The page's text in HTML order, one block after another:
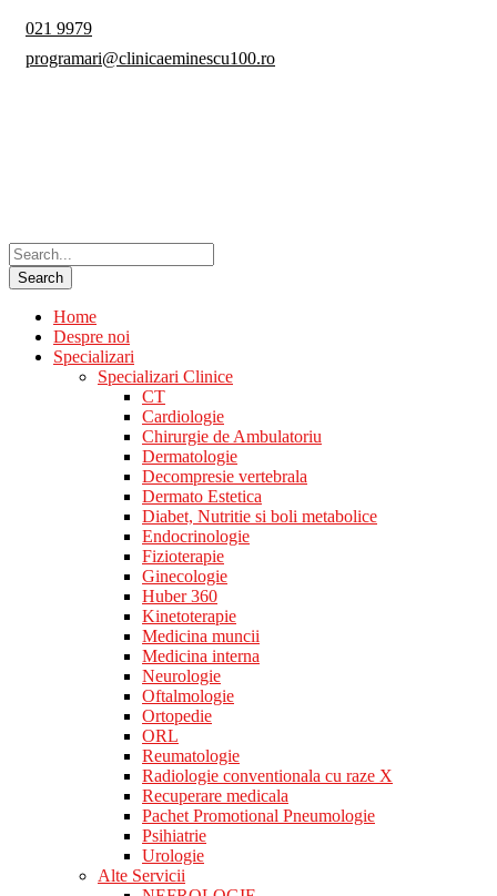
021 9979
programari@clinicaeminescu100.ro
Home
Despre noi
Specializari
Specializari Clinice
CT
Cardiologie
Chirurgie de Ambulatoriu
Dermatologie
Decompresie vertebrala
Dermato Estetica
Diabet, Nutritie si boli metabolice
Endocrinologie
Fizioterapie
Ginecologie
Huber 360
Kinetoterapie
Medicina muncii
Medicina interna
Neurologie
Oftalmologie
Ortopedie
ORL
Reumatologie
Radiologie conventionala cu raze X
Recuperare medicala
Pachet Promotional Pneumologie
Psihiatrie
Urologie
Alte Servicii